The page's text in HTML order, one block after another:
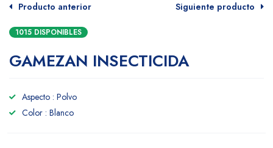
Producto anterior Siguiente producto
1015 DISPONIBLES
GAMEZAN INSECTICIDA
Aspecto : Polvo
Color : Blanco